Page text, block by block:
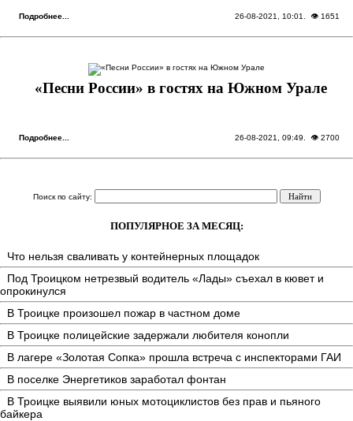
Подробнее... 26-08-2021, 10:01 . 👁 1651
«Песни России» в гостях на Южном Урале
Подробнее... 26-08-2021, 09:49 . 👁 2700
Поиск по сайту:
ПОПУЛЯРНОЕ ЗА МЕСЯЦ:
Что нельзя сваливать у контейнерных площадок
Под Троицком нетрезвый водитель «Лады» съехал в кювет и
опрокинулся
В Троицке произошел пожар в частном доме
В Троицке полицейские задержали любителя конопли
В лагере «Золотая Сопка» прошла встреча с инспекторами ГАИ
В поселке Энергетиков заработал фонтан
В Троицке выявили юных мотоциклистов без прав и пьяного
байкера